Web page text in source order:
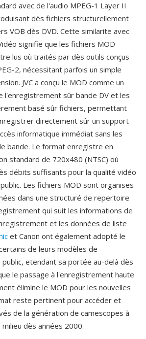
avec de l'audio MPEG-1 Layer II
dès fichiers structurellement
VOB dès DVD. Cette similarite avec
signifie que les fichiers MOD
lus où traités par dès outils conçus
2, nécessitant parfois un simple
JVC a conçu le MOD comme un
l'enregistrement sûr bande DV et les
basé sûr fichiers, permettant
directement sûr un support
informatique immédiat sans les
bande. Le format enregistre en
standard de 720x480 (NTSC) où
débits suffisants pour la qualité vidéo
Les fichiers MOD sont organises
dans une structuré de repertoire
qui suit les informations de
et les données de liste
et Canon ont également adopté le
de leurs modèles de
etendant sa portée au-delà dès
le passage à l'enregistrement haute
élimine le MOD pour les nouvelles
reste pertinent pour accéder et
de la génération de camescopes à
dès années 2000.